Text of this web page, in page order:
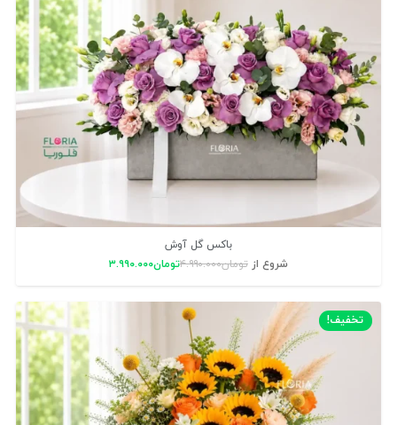
باکس گل آوش
شروع از تومان۴.۹۹۰.۰۰۰تومان۳.۹۹۰.۰۰۰
تخفیف!